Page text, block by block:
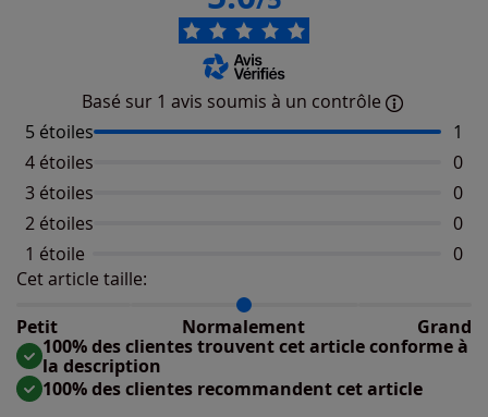
Basé sur 1 avis soumis à un contrôle
5 étoiles
1
4 étoiles
0
3 étoiles
0
2 étoiles
0
1 étoile
0
Cet article taille:
Petit
Normalement Grand
Répartition du taillant selon les avis clients
Taille normalement : 100%
Taille grand : 0%
100% des clientes trouvent cet article conforme à
la description
100% des clientes recommandent cet article